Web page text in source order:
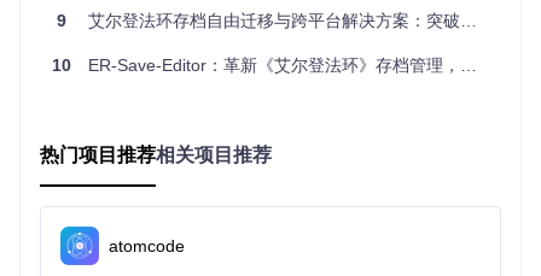
对比传统方式：
传统：依赖随机掉落或严格的任务流程
剧情重访机制：不错过任何细节的剧情分支解锁技巧
可探索不同的剧情分支。无论是错过的NPC任务还是未触发的
关键对话，都能通过简单操作重新体验。
9 艾尔登法环存档自由迁移与跨平台解决方案：突破设备限制的完整指南
10 ER-Save-Editor：革新《艾尔登法环》存档管理，突破游戏体验边界完全指南
热门项目推荐相关项目推荐
atomcode